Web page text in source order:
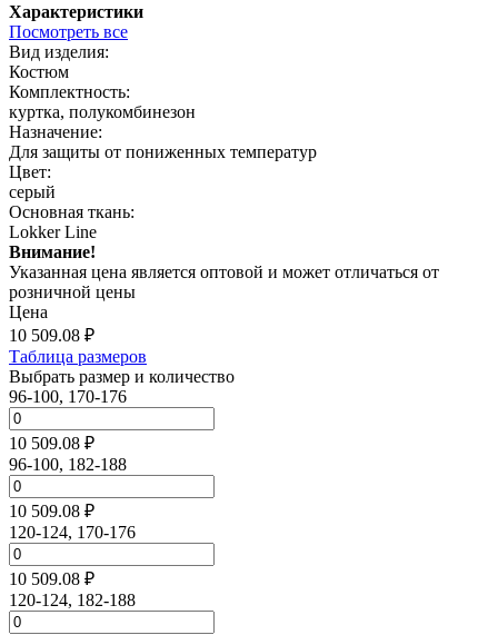
Характеристики
Посмотреть все
Вид изделия:
Костюм
Комплектность:
куртка, полукомбинезон
Назначение:
Для защиты от пониженных температур
Цвет:
серый
Основная ткань:
Lokker Line
Внимание!
Указанная цена является оптовой и может отличаться от
розничной цены
Цена
10 509.08 ₽
Таблица размеров
Выбрать размер и количество
96-100, 170-176
10 509.08 ₽
96-100, 182-188
10 509.08 ₽
120-124, 170-176
10 509.08 ₽
120-124, 182-188